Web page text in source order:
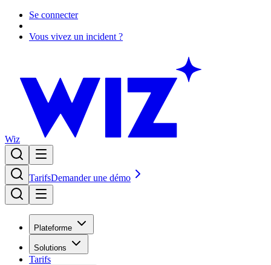
Se connecter
Vous vivez un incident ?
Wiz
TarifsDemander une démo
Plateforme
Solutions
Tarifs